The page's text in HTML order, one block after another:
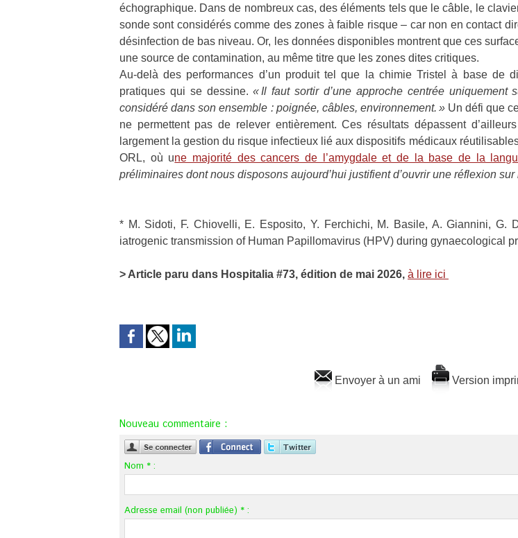
échographique. Dans de nombreux cas, des éléments tels que le câble, le
sonde sont considérés comme des zones à faible risque – car non en contact
désinfection de bas niveau. Or, les données disponibles montrent que ces
une source de contamination, au même titre que les zones dites critiques.
Au-delà des performances d’un produit tel que la chimie Tristel à base de
pratiques qui se dessine.« Il faut sortir d’une approche centrée uniquement
considéré dans son ensemble : poignée, câbles, environnement. »Un défi que
ne permettent pas de relever entièrement. Ces résultats dépassent
largement la gestion du risque infectieux lié aux dispositifs médicaux
ORL, où une majorité des cancers de l’amygdale et de la base de la
préliminaires dont nous disposons aujourd’hui justifient d’ouvrir une réflexion
* M. Sidoti, F. Chiovelli, E. Esposito, Y. Ferchichi, M. Basile, A. Giannini, G.
iatrogenic transmission of Human Papillomavirus (HPV) during gynaecological
> Article paru dans Hospitalia #73, édition de mai 2026, à lire ici
Envoyer à un ami Version
Nouveau commentaire :
Nom * :
Adresse email (non publiée) * :